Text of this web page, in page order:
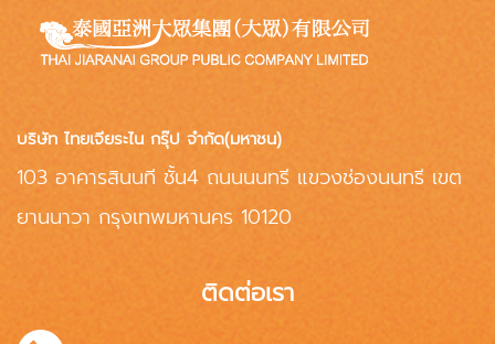
บริษัท ไทยเจียระไน กรุ๊ป จำกัด(มหาชน)
103 อาคารสินนที ชั้น4 ถนนนนทรี แขวงช่องนนทรี เขต
ยานนาวา กรุงเทพมหานคร 10120
ติดต่อเรา